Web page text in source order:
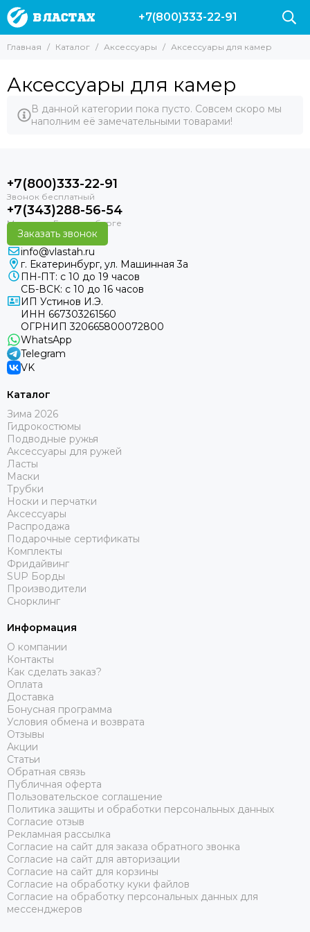
Аксессуары
Ножи
Куканы и питомзы
Груза и разгрузки
Гермомешки
Гермобокс
для масок и трубок
Наклейки на авто
Одежда
для фонарей
Аксессуары для камер
Полотенца Marlin
Аксессуары прочие
+7(800)333-22-91
Главная Каталог Аксессуары Аксессуары для камер
Аксессуары для камер
В данной категории пока пусто. Совсем скоро мы
наполним её замечательными товарами!
+7(800)333-22-91
+7(343)288-56-54
Заказать звонок
info@vlastah.ru
г. Екатеринбург, ул. Машинная 3а
ПН-ПТ: с 10 до 19 часов
СБ-ВСК: с 10 до 16 часов
ИП Устинов И.Э.
ИНН 667303261560
ОГРНИП 320665800072800
WhatsApp
Telegram
VK
Каталог
Зима 2026
Гидрокостюмы
Подводные ружья
Аксессуары для ружей
Ласты
Маски
Трубки
Носки и перчатки
Аксессуары
Распродажа
Подарочные сертификаты
Комплекты
Фридайвинг
SUP Борды
Производители
Снорклинг
Информация
О компании
Контакты
Как сделать заказ?
Оплата
Доставка
Бонусная программа
Условия обмена и возврата
Отзывы
Акции
Статьи
Обратная связь
Публичная оферта
Пользовательское соглашение
Политика защиты и обработки персональных данных
Согласие отзыв
Рекламная рассылка
Согласие на сайт для заказа обратного звонка
Согласие на сайт для авторизации
Согласие на сайт для корзины
Согласие на обработку куки файлов
Согласие на обработку персональных данных для
мессенджеров